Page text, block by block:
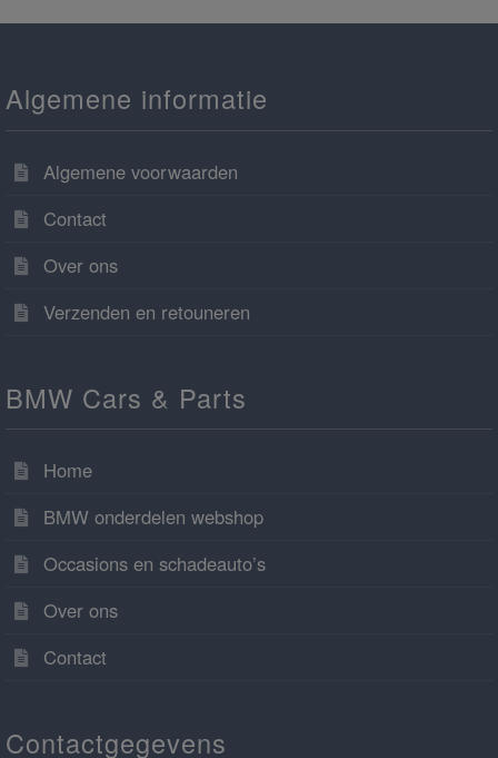
Algemene informatie
Algemene voorwaarden
Contact
Over ons
Verzenden en retouneren
BMW Cars & Parts
Home
BMW onderdelen webshop
Occasions en schadeauto’s
Over ons
Contact
Contactgegevens